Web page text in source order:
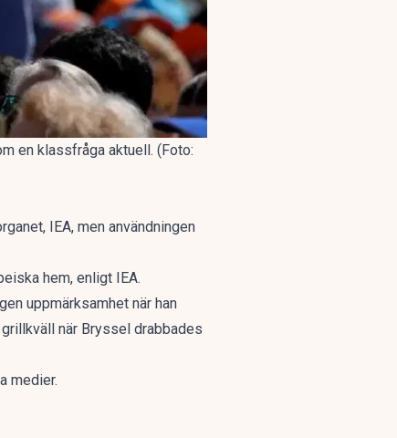
en klassfråga aktuell. (Foto:
IEA, men användningen
hem, enligt IEA.
uppmärksamhet när han
när Bryssel drabbades
medier.